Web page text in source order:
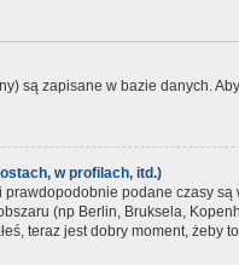
są zapisane w bazie danych.
w profilach, itd.)
podane czasy
(np Berlin, Bruksela,
teraz jest dobry moment, żeby